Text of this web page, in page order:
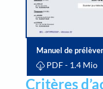
Manuel de
PDF- 1.4 Mio
Critères